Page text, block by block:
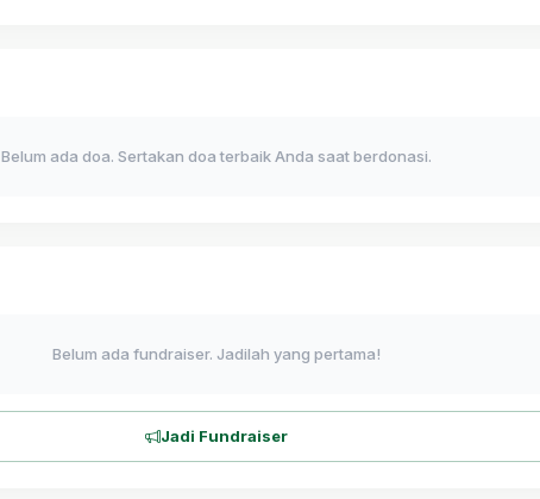
Belum ada doa. Sertakan doa terbaik Anda saat berdonasi.
Belum ada fundraiser. Jadilah yang pertama!
Jadi Fundraiser